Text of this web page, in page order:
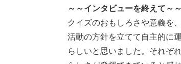
～～インタビューを終えて～～
クイズのおもしろさや意義を
活動の方針を立てて自主的に
らしいと思いました。それぞ